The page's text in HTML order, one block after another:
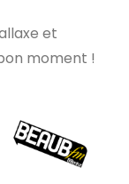
et
moment !